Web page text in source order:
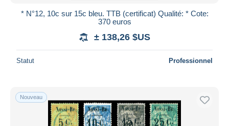
* N°12, 10c sur 15c bleu. TTB (certificat) Qualité: * Cote:
370 euros
± 138,26 $US
Statut Professionnel
Nouveau